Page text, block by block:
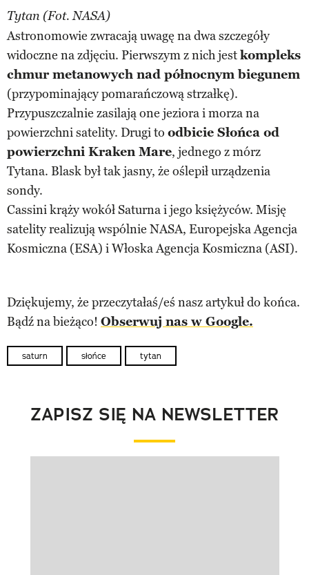
Tytan (Fot. NASA)
Astronomowie zwracają uwagę na dwa szczegóły
widoczne na zdjęciu. Pierwszym z nich jestkompleks
chmur metanowych nad północnym biegunem
(przypominający pomarańczową strzałkę).
Przypuszczalnie zasilają one jeziora i morza na
powierzchni satelity. Drugi to odbicie Słońca od
powierzchni Kraken Mare, jednego z mórz
Tytana. Blask był tak jasny, że oślepił urządzenia
sondy.
Cassini krąży wokół Saturna i jego księżyców. Misję
satelity realizują wspólnie NASA, Europejska Agencja
Kosmiczna (ESA) i Włoska Agencja Kosmiczna (ASI).
Dziękujemy, że przeczytałaś/eś nasz artykuł do końca.
Bądź na bieżąco! Obserwuj nas w Google.
saturn słońce tytan
ZAPISZ SIĘ NA NEWSLETTER